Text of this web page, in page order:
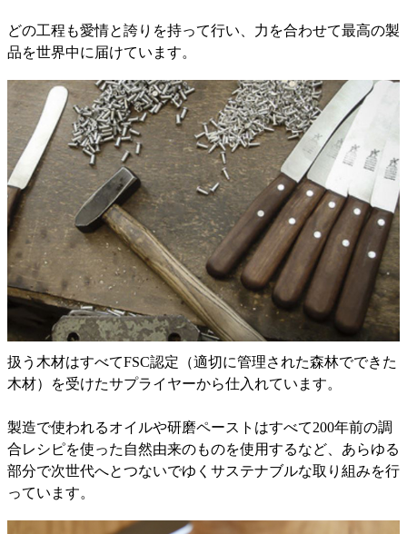
どの工程も愛情と誇りを持って行い、力を合わせて最高の製
品を世界中に届けています。
扱う木材はすべてFSC認定（適切に管理された森林でできた
木材）を受けたサプライヤーから仕入れています。
製造で使われるオイルや研磨ペーストはすべて200年前の調
合レシピを使った自然由来のものを使用するなど、あらゆる
部分で次世代へとつないでゆくサステナブルな取り組みを行
っています。